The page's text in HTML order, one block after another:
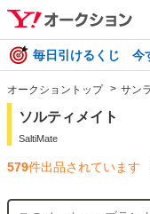
毎日引けるくじ 今
オークショントップ サン
ソルティメイト
SaltiMate
579件出品されています